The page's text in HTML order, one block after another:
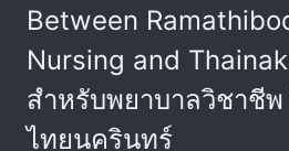
Between
Nursing and
สำหรับพยาบาลวิชาชีพ
ไทยนครินทร์